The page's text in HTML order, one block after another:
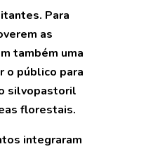
Para
as
também uma
o público para
silvopastoril
florestais.
integraram